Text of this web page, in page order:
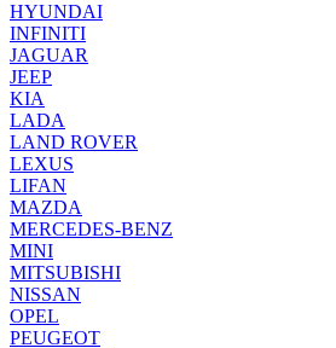
HYUNDAI
INFINITI
JAGUAR
JEEP
KIA
LADA
LAND ROVER
LEXUS
LIFAN
MAZDA
MERCEDES-BENZ
MINI
MITSUBISHI
NISSAN
OPEL
PEUGEOT